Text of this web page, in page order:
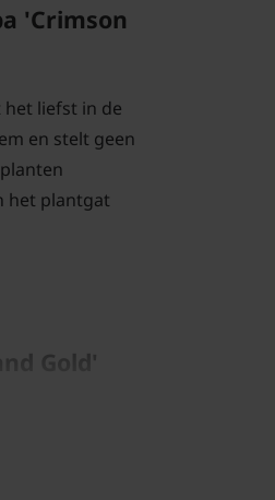
'Crimson
het liefst in de
en stelt geen
het plantgat
Gold'
de eerste